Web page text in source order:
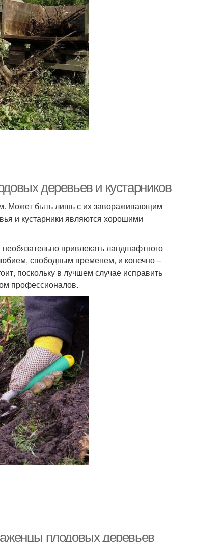
деревьев и кустарников
Может быть лишь с их завораживающим
и кустарники являются хорошими
привлекать ландшафтного
свободным временем, и конечно –
поскольку в лучшем случае исправить
профессионалов.
плодовых деревьев